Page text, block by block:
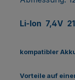
Li-Ion 7,4V
kompatibler
Vorteile auf